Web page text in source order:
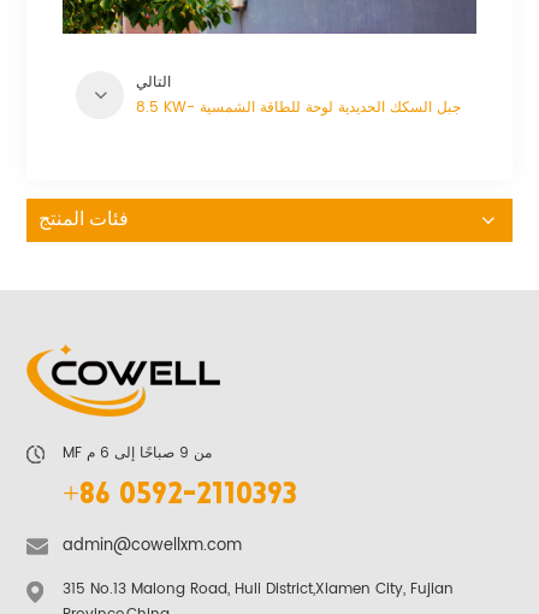
التالي
8.5 KW- جبل السكك الحديدية لوحة للطاقة الشمسية
فئات المنتج
+86 0592-2110393
admin@cowellxm.com
315 No.13 Malong Road, Huli District,Xiamen City, Fujian